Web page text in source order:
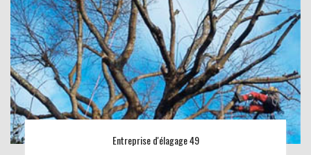
Entreprise d'élagage 49